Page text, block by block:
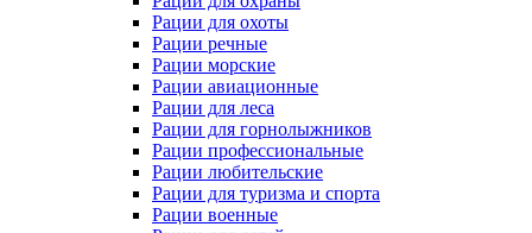
Рации для охоты
Рации речные
Рации морские
Рации авиационные
Рации для леса
Рации для горнолыжников
Рации профессиональные
Рации любительские
Рации для туризма и спорта
Рации военные